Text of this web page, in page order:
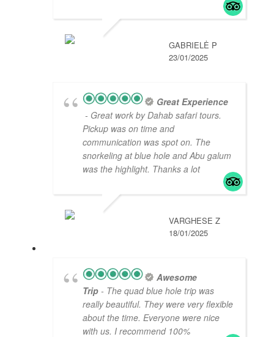
GABRIELĖ P
23/01/2025
Great Experience
- Great work by Dahab safari tours.
Pickup was on time and
communication was spot on. The
snorkeling at blue hole and Abu galum
was the highlight. Thanks a lot
VARGHESE Z
18/01/2025
Awesome
Trip - The quad blue hole trip was
really beautiful. They were very flexible
about the time. Everyone were nice
with us. I recommend 100%